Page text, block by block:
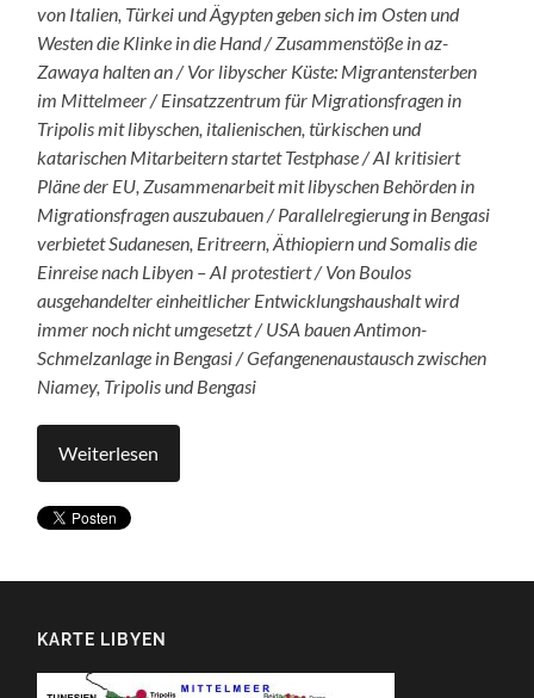
von Italien, Türkei und Ägypten geben sich im Osten und
Westen die Klinke in die Hand / Zusammenstöße in az-
Zawaya halten an / Vor libyscher Küste: Migrantensterben
im Mittelmeer / Einsatzzentrum für Migrationsfragen in
Tripolis mit libyschen, italienischen, türkischen und
katarischen Mitarbeitern startet Testphase / AI kritisiert
Pläne der EU, Zusammenarbeit mit libyschen Behörden in
Migrationsfragen auszubauen / Parallelregierung in Bengasi
verbietet Sudanesen, Eritreern, Äthiopiern und Somalis die
Einreise nach Libyen – AI protestiert / Von Boulos
ausgehandelter einheitlicher Entwicklungshaushalt wird
immer noch nicht umgesetzt / USA bauen Antimon-
Schmelzanlage in Bengasi / Gefangenenaustausch zwischen
Niamey, Tripolis und Bengasi
Weiterlesen
KARTE LIBYEN